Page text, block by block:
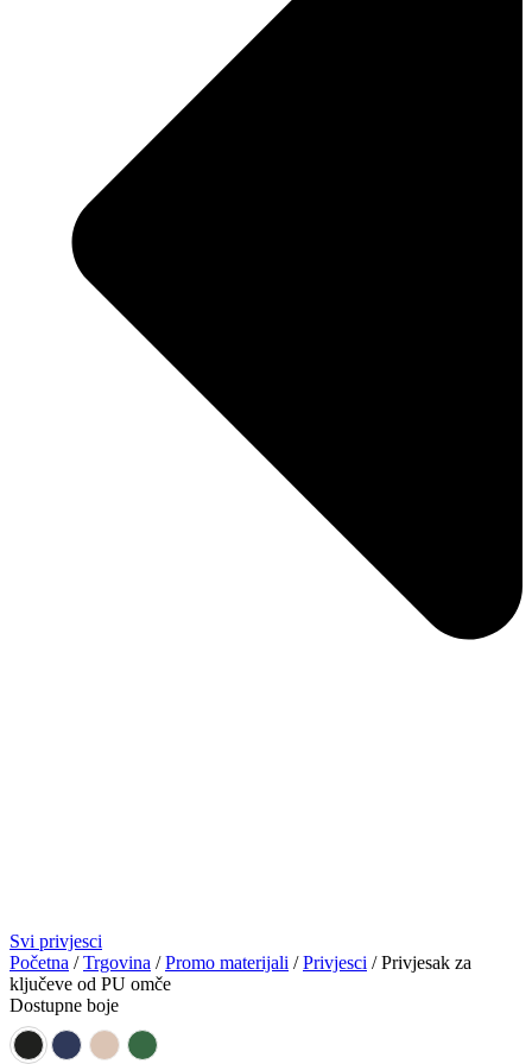
Svi privjesci
Početna /Trgovina /Promo materijali /Privjesci / Privjesak za
ključeve od PU omče
Dostupne boje